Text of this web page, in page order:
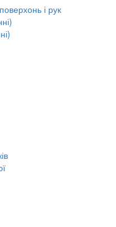
і рук